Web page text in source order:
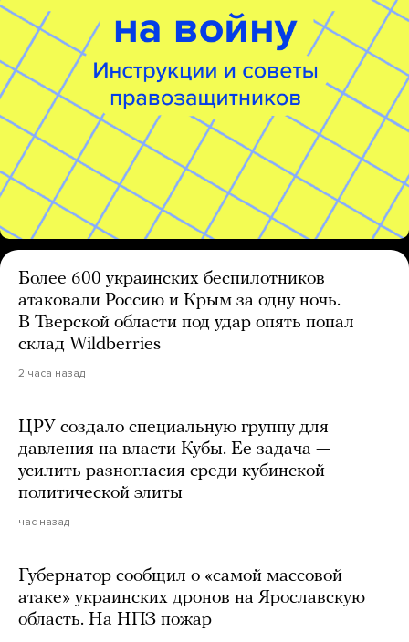
Более 600 украинских беспилотников
атаковали Россию и Крым за одну ночь.
В Тверской области под удар опять попал
склад Wildberries
2 часа назад
ЦРУ создало специальную группу для
давления на власти Кубы. Ее задача —
усилить разногласия среди кубинской
политической элиты
час назад
Губернатор сообщил о «самой массовой
атаке» украинских дронов на Ярославскую
область. На НПЗ пожар